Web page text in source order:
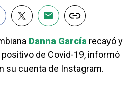
Danna García recayó y
de Covid-19, informó
su cuenta de Instagram.